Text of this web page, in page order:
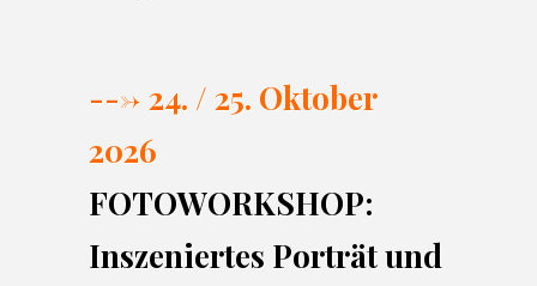
---> 24. / 25. Oktober
2026
FOTOWORKSHOP:
Inszeniertes Porträt und